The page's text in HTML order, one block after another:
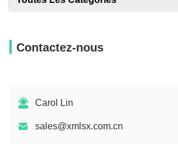
Contactez-nous
Carol Lin
sales@xmlsx.com.cn